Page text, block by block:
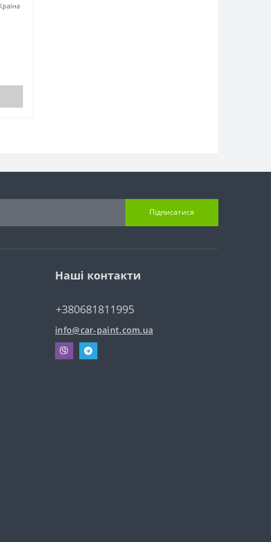
Підписатися
Наші контакти
+380681811995
info@car-paint.com.ua